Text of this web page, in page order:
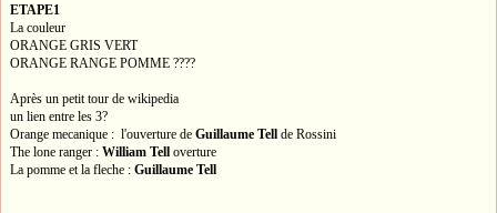
ETAPE1
La couleur
ORANGE GRIS VERT
ORANGE RANGE POMME ????
Après un petit tour de wikipedia
un lien entre les 3?
Orange mecanique : l'ouverture de Guillaume Tell de Rossini
The lone ranger : William Tell overture
La pomme et la fleche : Guillaume Tell